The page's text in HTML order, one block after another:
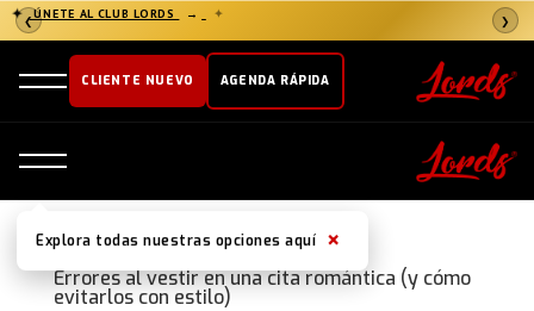
❮ ❯
✦ ÚNETE AL CLUB LORDS → ✦
CLIENTE NUEVO AGENDA RÁPIDA
Explora todas nuestras opciones aquí ×
Errores al vestir en una cita romántica (y cómo
evitarlos con estilo)